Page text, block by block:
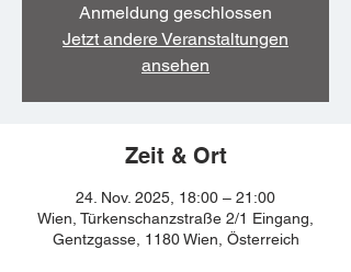
Anmeldung geschlossen
Jetzt andere Veranstaltungen
ansehen
Zeit & Ort
24. Nov. 2025, 18:00 – 21:00
Wien, Türkenschanzstraße 2/1 Eingang,
Gentzgasse, 1180 Wien, Österreich